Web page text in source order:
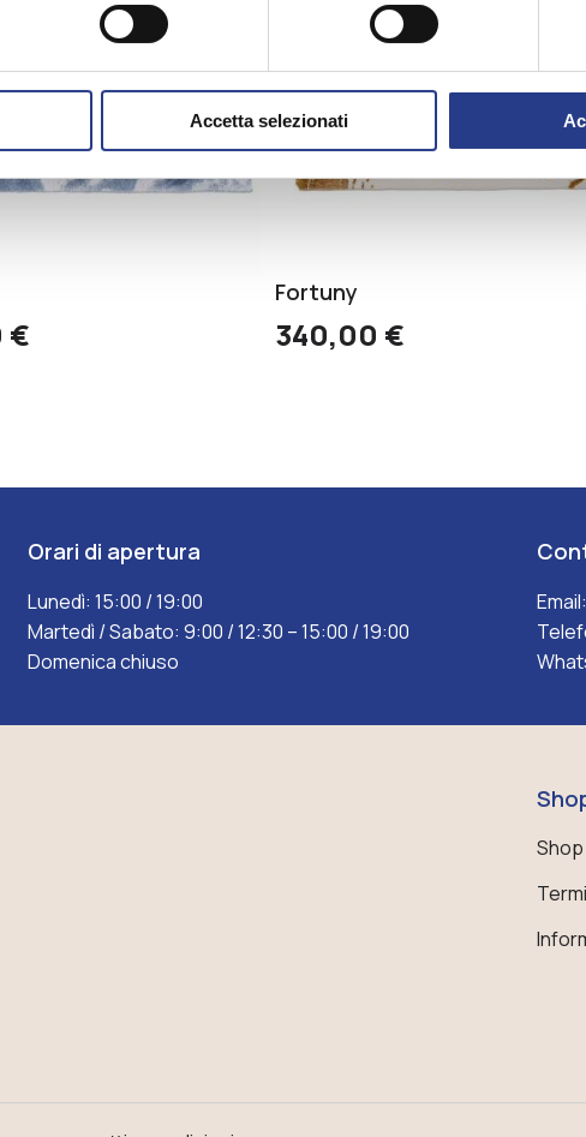
Accetta selezionati
€
Fortuny
340,00 €
Orari di apertura
Lunedì: 15:00 / 19:00
Martedì / Sabato: 9:00 / 12:30 – 15:00 / 19:00
Domenica chiuso